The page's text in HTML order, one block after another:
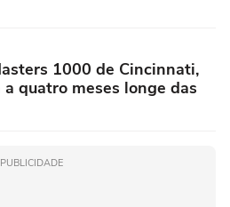
1000 de Cincinnati,
quatro meses longe das
PUBLICIDADE